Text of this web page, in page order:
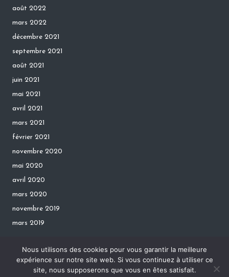
août 2022
mars 2022
décembre 2021
septembre 2021
août 2021
juin 2021
mai 2021
avril 2021
mars 2021
février 2021
novembre 2020
mai 2020
avril 2020
mars 2020
novembre 2019
mars 2019
Copyright 2026 — VazyMollo. All rights reserved.
Nous utilisons des cookies pour vous garantir la meilleure
expérience sur notre site web. Si vous continuez à utiliser ce
site, nous supposerons que vous en êtes satisfait.